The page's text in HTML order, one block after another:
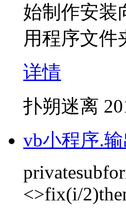
始制作安装
用程序文件
详情
扑朔迷离
vb小程序.
<>fix(i/